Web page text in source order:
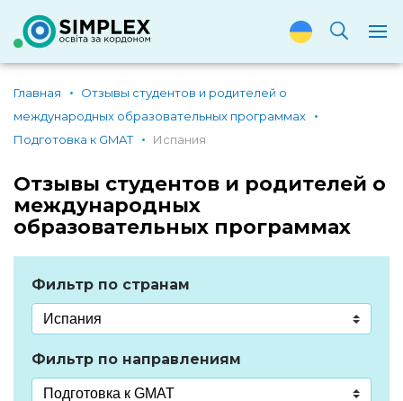
Главная
Отзывы студентов и родителей о
международных образовательных программах
Подготовка к GMAT
Испания
Отзывы студентов и родителей о
международных
образовательных программах
Фильтр по странам
Фильтр по направлениям